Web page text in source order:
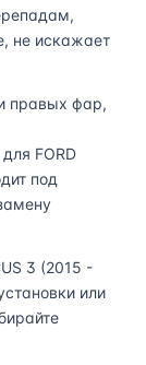
не искажает
правых фар,
FORD
под
3 (2015 -
или